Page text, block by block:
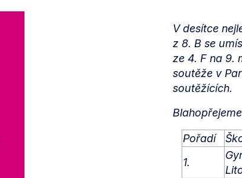
V desítce
z 8. B se
ze 4. F na 9.
soutěže v
soutěžících.
Pořadí
1.